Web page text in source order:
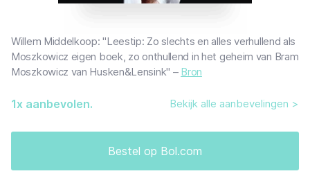
Willem Middelkoop: "Leestip: Zo slechts en alles verhullend als
Moszkowicz eigen boek, zo onthullend in het geheim van Bram
Moszkowicz van Husken&Lensink" – Bron
Bestel op Bol.com
1x aanbevolen. Bekijk alle aanbevelingen >